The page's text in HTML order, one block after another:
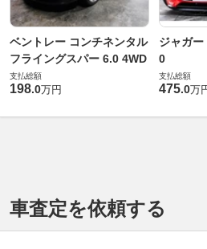
ベントレー コンチネンタル
フライングスパー 6.0 4WD
支払総額
198.0万円
ジャガ
0
支払総額
475.0万
車査定を依頼する